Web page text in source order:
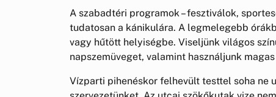
A szabadtéri programok – fesztiválok,
tudatosan a kánikulára. A legmelegebb
vagy hűtött helyiségbe. Viseljünk világos
napszemüveget, valamint használjunk
Vízparti pihenéskor felhevült testtel soha ne